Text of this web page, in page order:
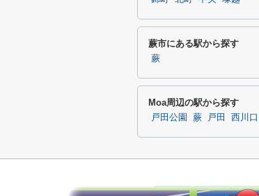
蕨市にある駅から探す
蕨
Moa周辺の駅から探す
戸田公園 蕨 戸田 西川口